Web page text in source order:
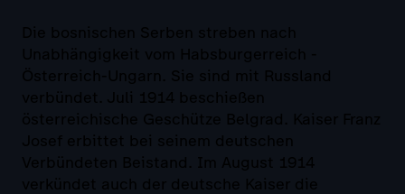
Die bosnischen Serben streben nach
Unabhängigkeit vom Habsburgerreich -
Österreich-Ungarn. Sie sind mit Russland
verbündet. Juli 1914 beschießen
österreichische Geschütze Belgrad. Kaiser Franz
Josef erbittet bei seinem deutschen
Verbündeten Beistand. Im August 1914
verkündet auch der deutsche Kaiser die